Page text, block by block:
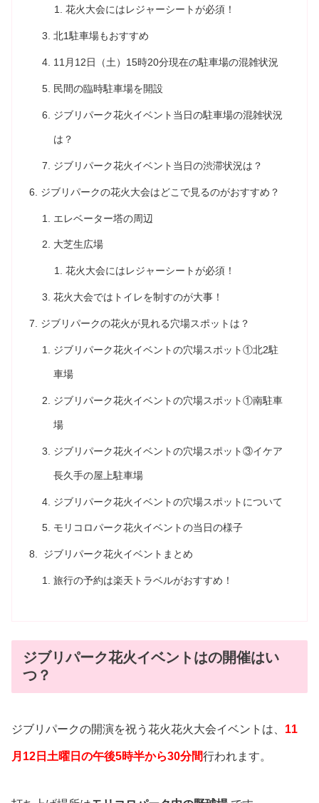
花火大会にはレジャーシートが必須！
北1駐車場もおすすめ
11月12日（土）15時20分現在の駐車場の混雑状況
民間の臨時駐車場を開設
ジブリパーク花火イベント当日の駐車場の混雑状況
は？
ジブリパーク花火イベント当日の渋滞状況は？
ジブリパークの花火大会はどこで見るのがおすすめ？
エレベーター塔の周辺
大芝生広場
花火大会にはレジャーシートが必須！
花火大会ではトイレを制すのが大事！
ジブリパークの花火が見れる穴場スポットは？
ジブリパーク花火イベントの穴場スポット①北2駐
車場
ジブリパーク花火イベントの穴場スポット①南駐車
場
ジブリパーク花火イベントの穴場スポット③イケア
長久手の屋上駐車場
ジブリパーク花火イベントの穴場スポットについて
モリコロパーク花火イベントの当日の様子
ジブリパーク花火イベントまとめ
旅行の予約は楽天トラベルがおすすめ！
ジブリパーク花火イベントはの開催はい
つ？
ジブリパークの開演を祝う花火花火大会イベントは、 11
月12日土曜日の午後5時半から30分間行われます。